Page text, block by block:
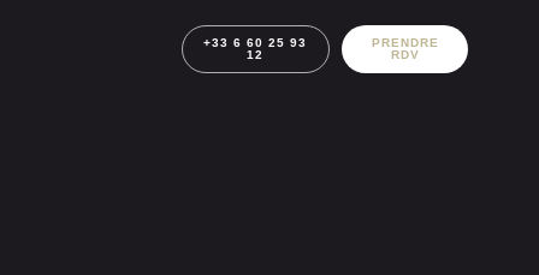
+33 6 60 25 93
12
PRENDRE
RDV